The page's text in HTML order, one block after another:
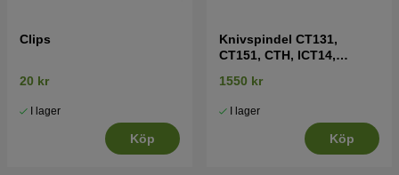
Clips
20 kr
I lager
Köp
Knivspindel CT131,
CT151, CTH, ICT14,
1550 kr
I lager
Köp